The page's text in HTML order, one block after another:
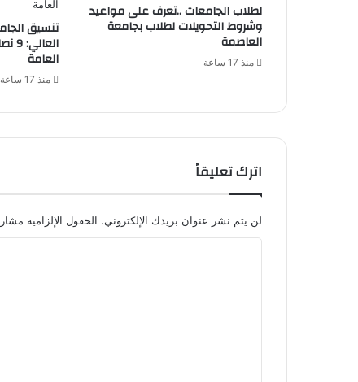
لطلاب الجامعات ..تعرف على مواعيد
وشروط التحويلات لطلاب بجامعة
العاصمة
منذ 17 ساعة العامة
منذ 17 ساعة
اترك تعليقاً
لن يتم نشر عنوان بريدك الإلكتروني. الحقول الإلزامية مشار